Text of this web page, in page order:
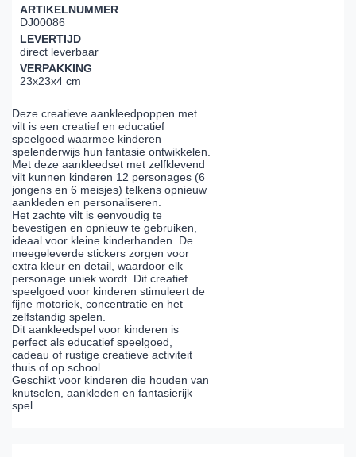
ARTIKELNUMMER
DJ00086
LEVERTIJD
direct leverbaar
VERPAKKING
23x23x4 cm
Deze creatieve aankleedpoppen met
vilt is een creatief en educatief
speelgoed waarmee kinderen
spelenderwijs hun fantasie ontwikkelen.
Met deze aankleedset met zelfklevend
vilt kunnen kinderen 12 personages (6
jongens en 6 meisjes) telkens opnieuw
aankleden en personaliseren.
Het zachte vilt is eenvoudig te
bevestigen en opnieuw te gebruiken,
ideaal voor kleine kinderhanden. De
meegeleverde stickers zorgen voor
extra kleur en detail, waardoor elk
personage uniek wordt. Dit creatief
speelgoed voor kinderen stimuleert de
fijne motoriek, concentratie en het
zelfstandig spelen.
Dit aankleedspel voor kinderen is
perfect als educatief speelgoed,
cadeau of rustige creatieve activiteit
thuis of op school.
Geschikt voor kinderen die houden van
knutselen, aankleden en fantasierijk
spel.